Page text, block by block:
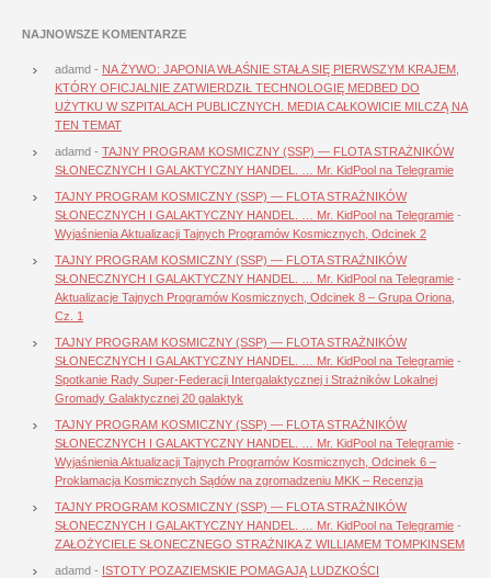
NAJNOWSZE KOMENTARZE
adamd - NA ŻYWO: JAPONIA WŁAŚNIE STAŁA SIĘ PIERWSZYM KRAJEM,
KTÓRY OFICJALNIE ZATWIERDZIŁ TECHNOLOGIĘ MEDBED DO
UŻYTKU W SZPITALACH PUBLICZNYCH. MEDIA CAŁKOWICIE MILCZĄ NA
TEN TEMAT
adamd - TAJNY PROGRAM KOSMICZNY (SSP) — FLOTA STRAŻNIKÓW
SŁONECZNYCH I GALAKTYCZNY HANDEL. … Mr. KidPool na Telegramie
TAJNY PROGRAM KOSMICZNY (SSP) — FLOTA STRAŻNIKÓW
SŁONECZNYCH I GALAKTYCZNY HANDEL. … Mr. KidPool na Telegramie -
Wyjaśnienia Aktualizacji Tajnych Programów Kosmicznych, Odcinek 2
TAJNY PROGRAM KOSMICZNY (SSP) — FLOTA STRAŻNIKÓW
SŁONECZNYCH I GALAKTYCZNY HANDEL. … Mr. KidPool na Telegramie -
Aktualizacje Tajnych Programów Kosmicznych, Odcinek 8 – Grupa Oriona,
Cz. 1
TAJNY PROGRAM KOSMICZNY (SSP) — FLOTA STRAŻNIKÓW
SŁONECZNYCH I GALAKTYCZNY HANDEL. … Mr. KidPool na Telegramie -
Spotkanie Rady Super-Federacji Intergalaktycznej i Strażników Lokalnej
Gromady Galaktycznej 20 galaktyk
TAJNY PROGRAM KOSMICZNY (SSP) — FLOTA STRAŻNIKÓW
SŁONECZNYCH I GALAKTYCZNY HANDEL. … Mr. KidPool na Telegramie -
Wyjaśnienia Aktualizacji Tajnych Programów Kosmicznych, Odcinek 6 –
Proklamacja Kosmicznych Sądów na zgromadzeniu MKK – Recenzja
TAJNY PROGRAM KOSMICZNY (SSP) — FLOTA STRAŻNIKÓW
SŁONECZNYCH I GALAKTYCZNY HANDEL. … Mr. KidPool na Telegramie -
ZAŁOŻYCIELE SŁONECZNEGO STRAŻNIKA Z WILLIAMEM TOMPKINSEM
adamd - ISTOTY POZAZIEMSKIE POMAGAJĄ LUDZKOŚCI